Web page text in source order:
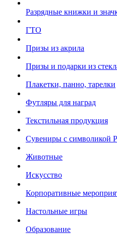
Разрядные книжки и
ГТО
Призы из акрила
Призы и подарки из
Плакетки, панно, тарелки
Футляры для наград
Текстильная продукция
Сувениры с символикой
Животные
Искусство
Корпоративные
Настольные игры
Образование